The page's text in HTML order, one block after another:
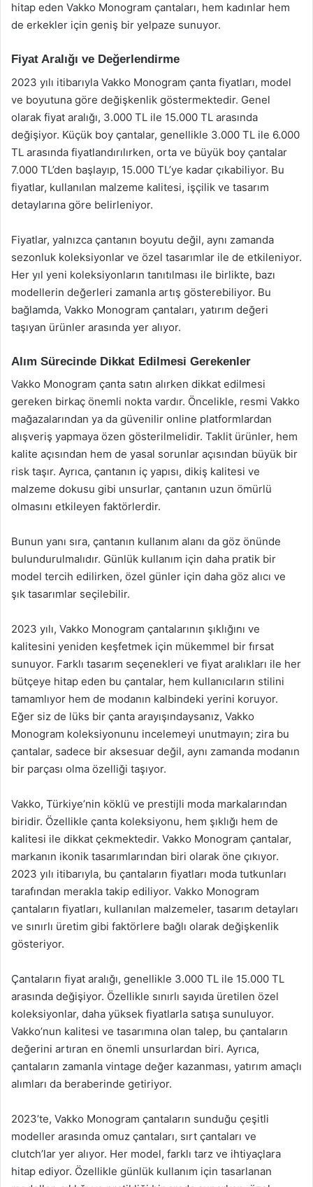
hitap eden Vakko Monogram çantaları, hem kadınlar hem
de erkekler için geniş bir yelpaze sunuyor.
Fiyat Aralığı ve Değerlendirme
2023 yılı itibarıyla Vakko Monogram çanta fiyatları, model
ve boyutuna göre değişkenlik göstermektedir. Genel
olarak fiyat aralığı, 3.000 TL ile 15.000 TL arasında
değişiyor. Küçük boy çantalar, genellikle 3.000 TL ile 6.000
TL arasında fiyatlandırılırken, orta ve büyük boy çantalar
7.000 TL’den başlayıp, 15.000 TL’ye kadar çıkabiliyor. Bu
fiyatlar, kullanılan malzeme kalitesi, işçilik ve tasarım
detaylarına göre belirleniyor.
Fiyatlar, yalnızca çantanın boyutu değil, aynı zamanda
sezonluk koleksiyonlar ve özel tasarımlar ile de etkileniyor.
Her yıl yeni koleksiyonların tanıtılması ile birlikte, bazı
modellerin değerleri zamanla artış gösterebiliyor. Bu
bağlamda, Vakko Monogram çantaları, yatırım değeri
taşıyan ürünler arasında yer alıyor.
Alım Sürecinde Dikkat Edilmesi Gerekenler
Vakko Monogram çanta satın alırken dikkat edilmesi
gereken birkaç önemli nokta vardır. Öncelikle, resmi Vakko
mağazalarından ya da güvenilir online platformlardan
alışveriş yapmaya özen gösterilmelidir. Taklit ürünler, hem
kalite açısından hem de yasal sorunlar açısından büyük bir
risk taşır. Ayrıca, çantanın iç yapısı, dikiş kalitesi ve
malzeme dokusu gibi unsurlar, çantanın uzun ömürlü
olmasını etkileyen faktörlerdir.
Bunun yanı sıra, çantanın kullanım alanı da göz önünde
bulundurulmalıdır. Günlük kullanım için daha pratik bir
model tercih edilirken, özel günler için daha göz alıcı ve
şık tasarımlar seçilebilir.
2023 yılı, Vakko Monogram çantalarının şıklığını ve
kalitesini yeniden keşfetmek için mükemmel bir fırsat
sunuyor. Farklı tasarım seçenekleri ve fiyat aralıkları ile her
bütçeye hitap eden bu çantalar, hem kullanıcıların stilini
tamamlıyor hem de modanın kalbindeki yerini koruyor.
Eğer siz de lüks bir çanta arayışındaysanız, Vakko
Monogram koleksiyonunu incelemeyi unutmayın; zira bu
çantalar, sadece bir aksesuar değil, aynı zamanda modanın
bir parçası olma özelliği taşıyor.
Vakko, Türkiye’nin köklü ve prestijli moda markalarından
biridir. Özellikle çanta koleksiyonu, hem şıklığı hem de
kalitesi ile dikkat çekmektedir. Vakko Monogram çantalar,
markanın ikonik tasarımlarından biri olarak öne çıkıyor.
2023 yılı itibarıyla, bu çantaların fiyatları moda tutkunları
tarafından merakla takip ediliyor. Vakko Monogram
çantaların fiyatları, kullanılan malzemeler, tasarım detayları
ve sınırlı üretim gibi faktörlere bağlı olarak değişkenlik
gösteriyor.
Çantaların fiyat aralığı, genellikle 3.000 TL ile 15.000 TL
arasında değişiyor. Özellikle sınırlı sayıda üretilen özel
koleksiyonlar, daha yüksek fiyatlarla satışa sunuluyor.
Vakko’nun kalitesi ve tasarımına olan talep, bu çantaların
değerini artıran en önemli unsurlardan biri. Ayrıca,
çantaların zamanla vintage değer kazanması, yatırım amaçlı
alımları da beraberinde getiriyor.
2023’te, Vakko Monogram çantaların sunduğu çeşitli
modeller arasında omuz çantaları, sırt çantaları ve
clutch’lar yer alıyor. Her model, farklı tarz ve ihtiyaçlara
hitap ediyor. Özellikle günlük kullanım için tasarlanan